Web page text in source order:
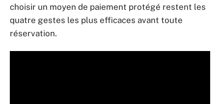
choisir un moyen de paiement protégé restent les
quatre gestes les plus efficaces avant toute
réservation.